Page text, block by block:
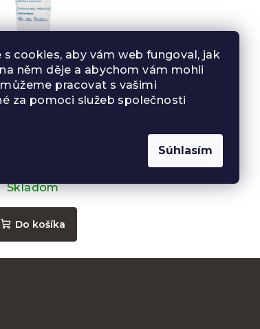
cookies, aby vám web fungoval, jak
něm děje a abychom vám mohli
pracovat s vašimi
za pomoci služeb společnosti
Súhlasím
Skladom
Do košíka